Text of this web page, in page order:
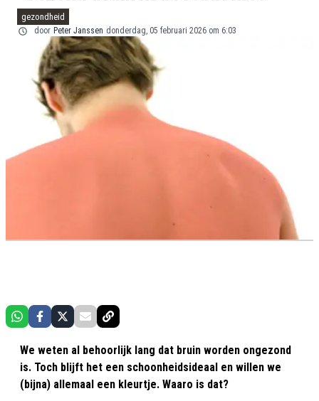
gezondheid
door Peter Janssen donderdag, 05 februari 2026 om 6:03
We weten al behoorlijk lang dat bruin worden ongezond
is. Toch blijft het een schoonheidsideaal en willen we
(bijna) allemaal een kleurtje. Waaro is dat?